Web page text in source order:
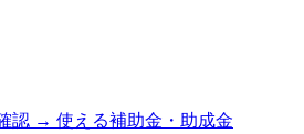
認 → 使える補助金・助成金